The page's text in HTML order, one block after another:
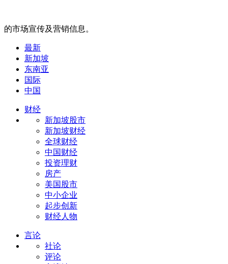
的市场宣传及营销信息。
最新
新加坡
东南亚
国际
中国
财经
新加坡股市
新加坡财经
全球财经
中国财经
投资理财
房产
美国股市
中小企业
起步创新
财经人物
言论
社论
评论